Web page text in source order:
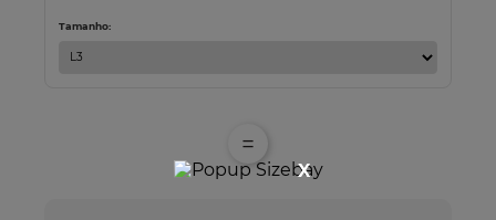
Tamanho:
=
X